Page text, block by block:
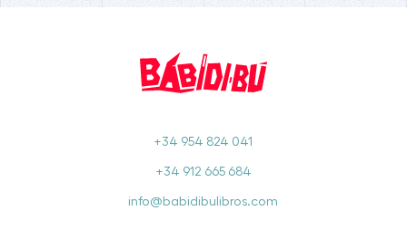
+34 954 824 041
+34 912 665 684
info@babidibulibros.com